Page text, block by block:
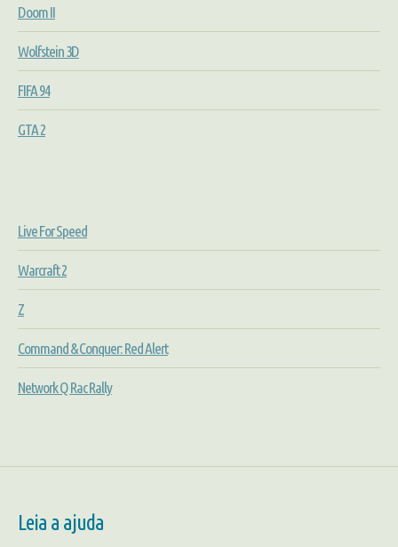
Doom II
Wolfstein 3D
FIFA 94
GTA 2
Live For Speed
Warcraft 2
Z
Command & Conquer: Red Alert
Network Q Rac Rally
Leia a ajuda